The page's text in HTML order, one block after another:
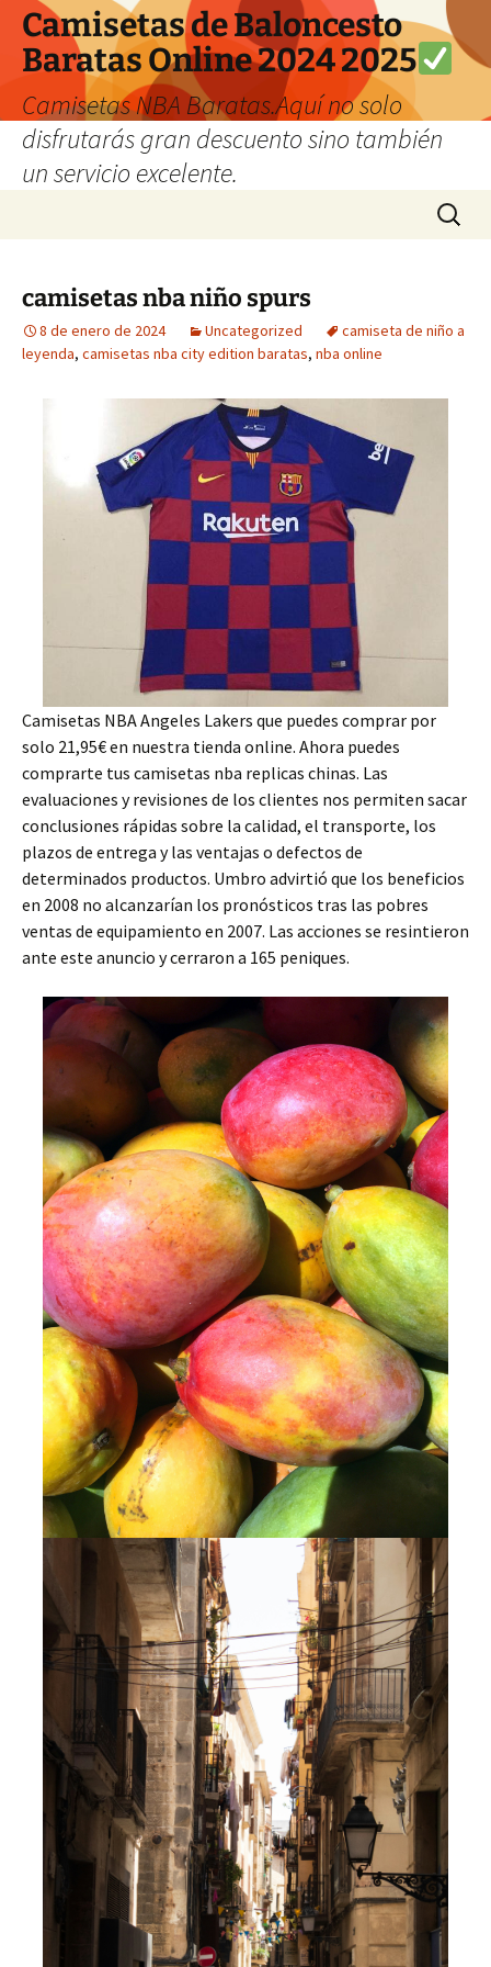
Camisetas de Baloncesto
Baratas Online 2024 2025
Camisetas NBA Baratas.Aquí no solo
disfrutarás gran descuento sino también
un servicio excelente.
Buscar:
camisetas nba niño spurs
8 de enero de 2024 Uncategorized
camiseta de niño a
leyenda, camisetas nba city edition baratas, nba online
Camisetas NBA Angeles Lakers que puedes comprar por
solo 21,95€ en nuestra tienda online. Ahora puedes
comprarte tus camisetas nba replicas chinas. Las
evaluaciones y revisiones de los clientes nos permiten sacar
conclusiones rápidas sobre la calidad, el transporte, los
plazos de entrega y las ventajas o defectos de
determinados productos. Umbro advirtió que los beneficios
en 2008 no alcanzarían los pronósticos tras las pobres
ventas de equipamiento en 2007. Las acciones se resintieron
ante este anuncio y cerraron a 165 peniques.